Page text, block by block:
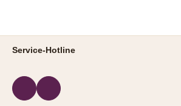
Service-Hotline